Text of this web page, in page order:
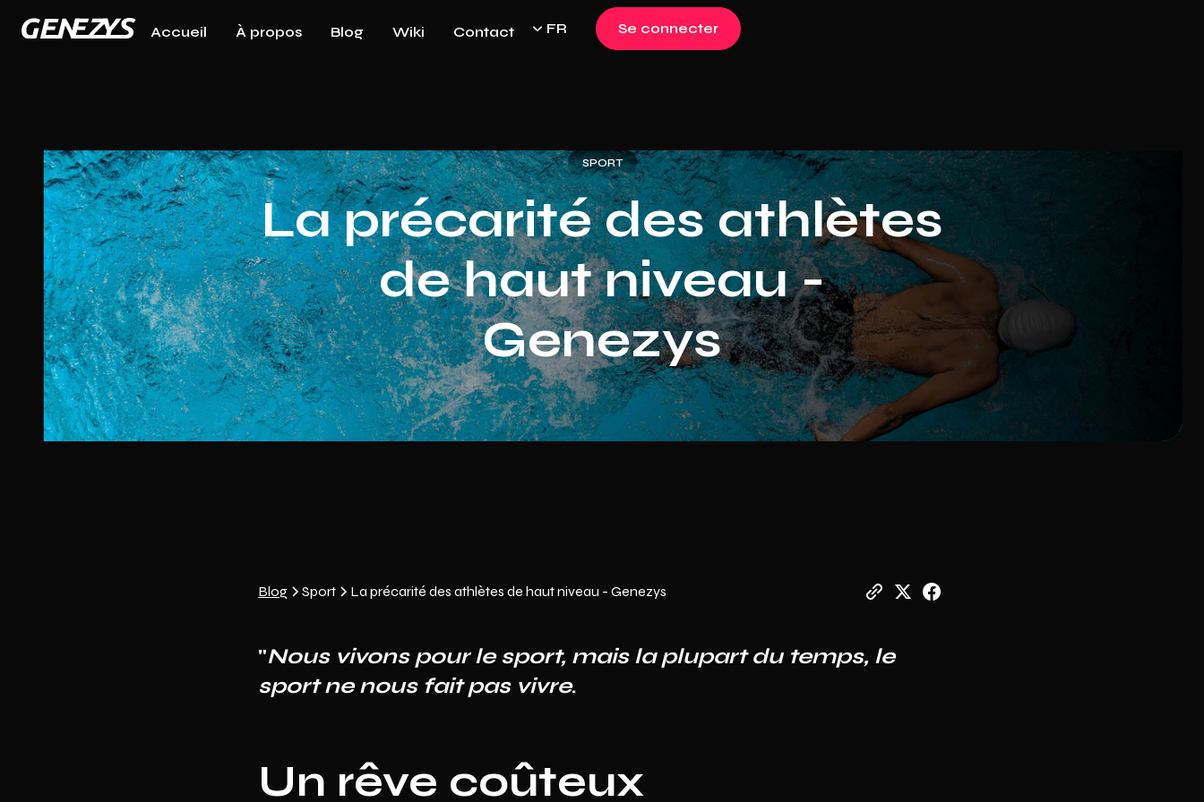
Accueil À propos Blog Wiki Contact FR
Se connecter
Log in
SPORT
La précarité des athlètes
de haut niveau -
Genezys
Blog Sport La précarité des athlètes de haut niveau - Genezys
"Nous vivons pour le sport, mais la plupart du temps, le
sport ne nous fait pas vivre.
Un rêve coûteux